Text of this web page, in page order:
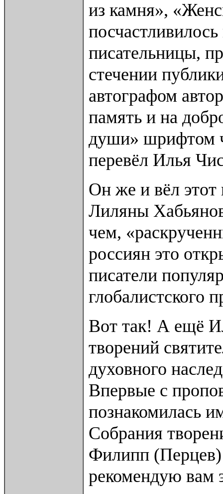
из камня»,
писательницы,
стечении
автографом
память и на
души» шрифтом
перевёл Илья
Он же и вёл этот
Лиляны
чем,
россиян это
писатели
глобалистского
Вот так! А ещё
творений
духовного
Впервые с
познакомилась
Собрания
Филипп
рекомендую вам